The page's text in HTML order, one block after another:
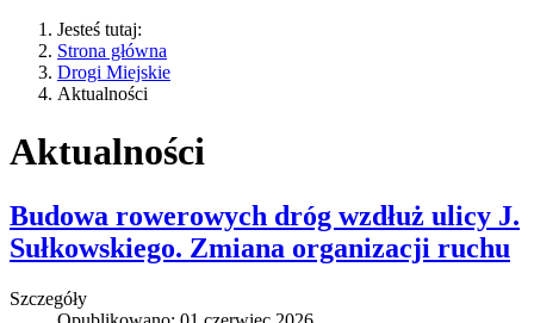
Jesteś tutaj:
Strona główna
Drogi Miejskie
Aktualności
Aktualności
Budowa rowerowych dróg wzdłuż ulicy J.
Sułkowskiego. Zmiana organizacji ruchu
Szczegóły